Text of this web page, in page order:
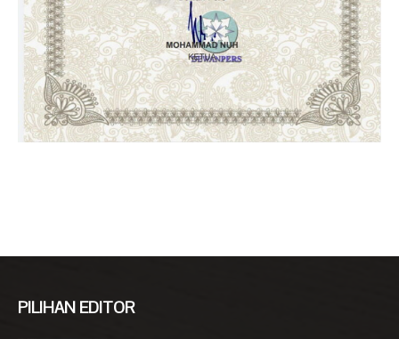
PILIHAN EDITOR